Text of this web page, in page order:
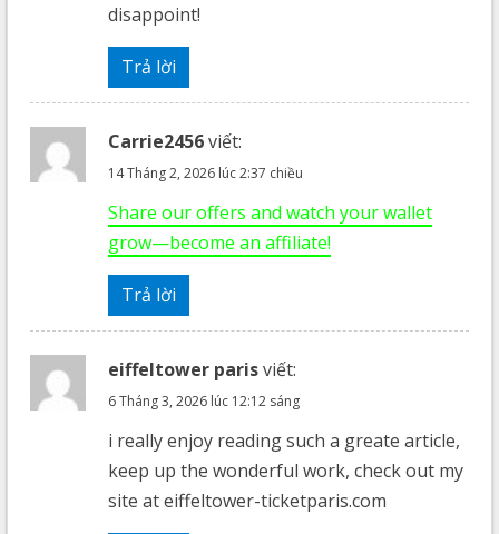
disappoint!
Trả lời
Carrie2456viết:
14 Tháng 2, 2026 lúc 2:37 chiều
Share our offers and watch your wallet
grow—become an affiliate!
Trả lời
eiffeltower parisviết:
6 Tháng 3, 2026 lúc 12:12 sáng
i really enjoy reading such a greate article,
keep up the wonderful work, check out my
site at eiffeltower-ticketparis.com